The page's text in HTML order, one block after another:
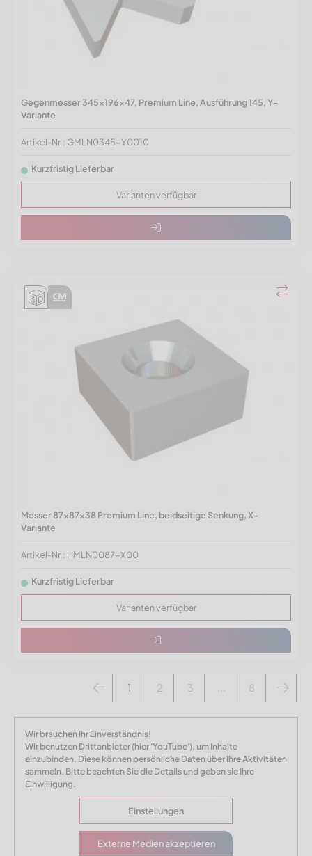
Gegenmesser 345x196x47, Premium Line, Ausführung 145, Y-
Variante
Artikel-Nr.: GMLN0345-Y0010
Kurzfristig Lieferbar
Varianten verfügbar
Messer 87x87x38 Premium Line, beidseitige Senkung, X-
Variante
Artikel-Nr.: HMLN0087-X00
Kurzfristig Lieferbar
Varianten verfügbar
1 2 3 8
Wir brauchen Ihr Einverständnis!
Wir benutzen Drittanbieter (hier 'YouTube'), um Inhalte
einzubinden. Diese können persönliche Daten über Ihre Aktivitäten
sammeln. Bitte beachten Sie die Details und geben sie Ihre
Einwilligung.
Einstellungen
Externe Medien akzeptieren